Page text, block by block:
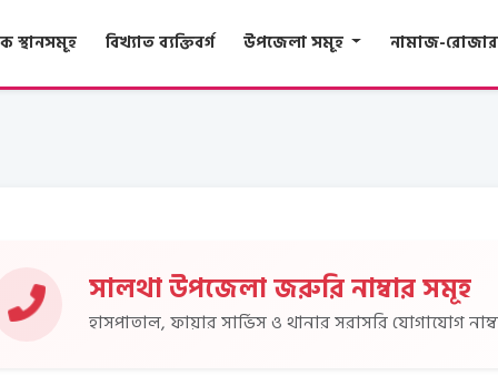
স্থানসমূহ বিখ্যাত ব্যক্তিবর্গ উপজেলা সমূহ নামাজ-
সালথা উপজেলা জরুরি নাম্বার সমূহ
হাসপাতাল, ফায়ার সার্ভিস ও থানার সরাসরি যোগাযোগ